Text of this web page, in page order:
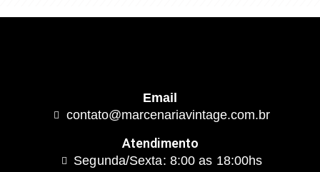
Email
contato@marcenariavintage.com.br
Atendimento
Segunda/Sexta: 8:00 as 18:00hs